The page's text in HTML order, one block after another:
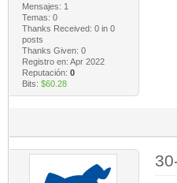
Mensajes: 1
Temas: 0
Thanks Received: 0in 0
posts
Thanks Given: 0
Registro en: Apr 2022
Reputación: 0
Bits: $60.28